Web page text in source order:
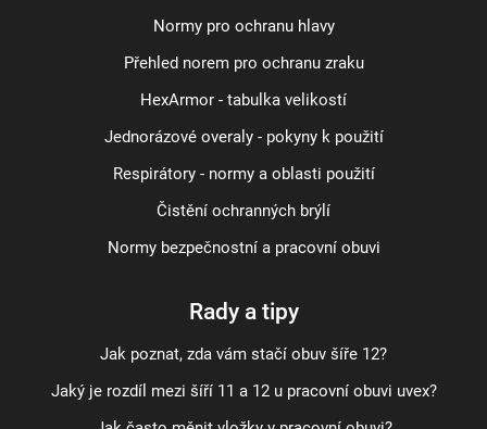
Normy pro ochranu hlavy
Přehled norem pro ochranu zraku
HexArmor - tabulka velikostí
Jednorázové overaly - pokyny k použití
Respirátory - normy a oblasti použití
Čistění ochranných brýlí
Normy bezpečnostní a pracovní obuvi
Rady a tipy
Jak poznat, zda vám stačí obuv šíře 12?
Jaký je rozdíl mezi šíří 11 a 12 u pracovní obuvi uvex?